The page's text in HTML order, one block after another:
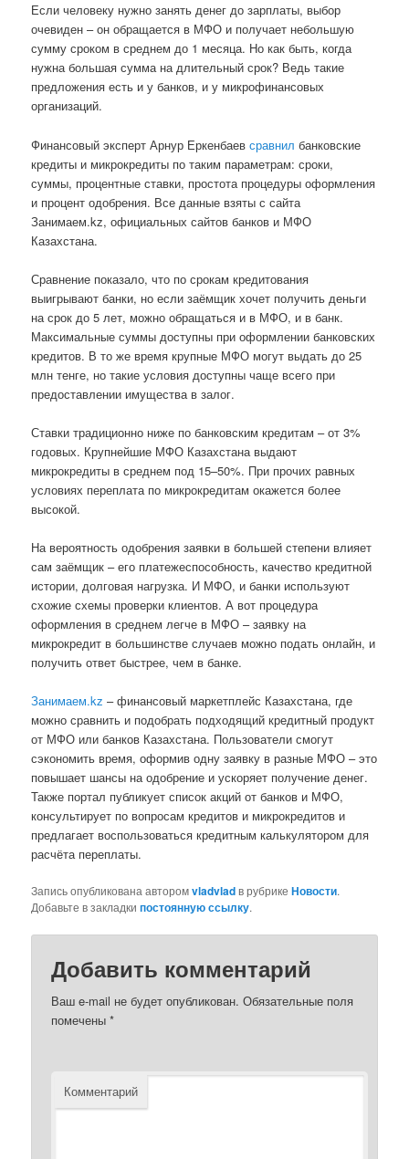
Если человеку нужно занять денег до зарплаты, выбор
очевиден – он обращается в МФО и получает небольшую
сумму сроком в среднем до 1 месяца. Но как быть, когда
нужна большая сумма на длительный срок? Ведь такие
предложения есть и у банков, и у микрофинансовых
организаций.
Финансовый эксперт Арнур Еркенбаевсравнил банковские
кредиты и микрокредиты по таким параметрам: сроки,
суммы, процентные ставки, простота процедуры оформления
и процент одобрения. Все данные взяты с сайта
Занимаем.kz, официальных сайтов банков и МФО
Казахстана.
Сравнение показало, что по срокам кредитования
выигрывают банки, но если заёмщик хочет получить деньги
на срок до 5 лет, можно обращаться и в МФО, и в банк.
Максимальные суммы доступны при оформлении банковских
кредитов. В то же время крупные МФО могут выдать до 25
млн тенге, но такие условия доступны чаще всего при
предоставлении имущества в залог.
Ставки традиционно ниже по банковским кредитам – от 3%
годовых. Крупнейшие МФО Казахстана выдают
микрокредиты в среднем под 15–50%. При прочих равных
условиях переплата по микрокредитам окажется более
высокой.
На вероятность одобрения заявки в большей степени влияет
сам заёмщик – его платежеспособность, качество кредитной
истории, долговая нагрузка. И МФО, и банки используют
схожие схемы проверки клиентов. А вот процедура
оформления в среднем легче в МФО – заявку на
микрокредит в большинстве случаев можно подать онлайн, и
получить ответ быстрее, чем в банке.
Занимаем.kz – финансовый маркетплейс Казахстана, где
можно сравнить и подобрать подходящий кредитный продукт
от МФО или банков Казахстана. Пользователи смогут
сэкономить время, оформив одну заявку в разные МФО – это
повышает шансы на одобрение и ускоряет получение денег.
Также портал публикует список акций от банков и МФО,
консультирует по вопросам кредитов и микрокредитов и
предлагает воспользоваться кредитным калькулятором для
расчёта переплаты.
Запись опубликована авторомvladvladв рубрикеНовости.
Добавьте в закладкипостоянную ссылку.
Добавить комментарий
Ваш e-mail не будет опубликован. Обязательные поля
помечены*
Комментарий